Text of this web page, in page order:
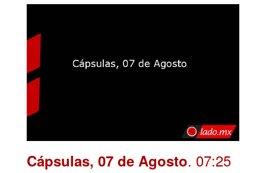
Cápsulas, 07 de Agosto. 07:25